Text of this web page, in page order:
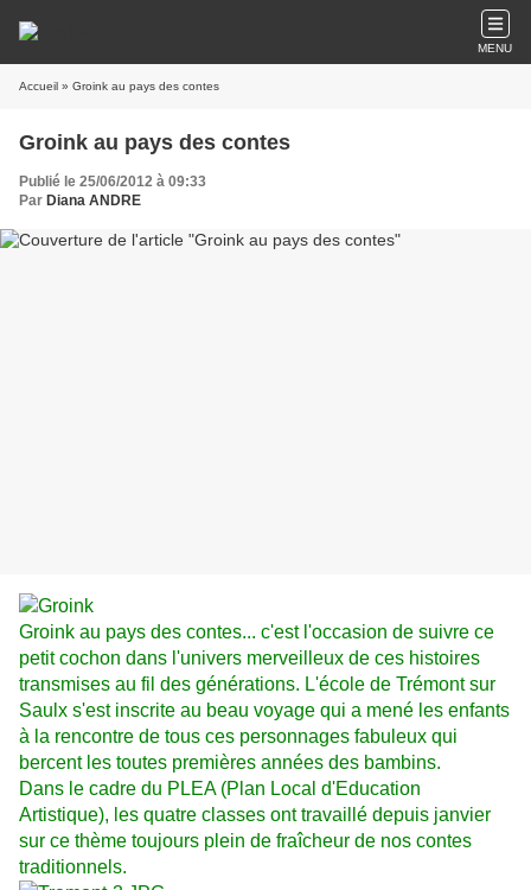
MENU
Accueil » Groink au pays des contes
Groink au pays des contes
Publié le 25/06/2012 à 09:33
Par Diana ANDRE
Groink au pays des contes... c'est l'occasion de suivre ce
petit cochon dans l'univers merveilleux de ces histoires
transmises au fil des générations. L'école de Trémont sur
Saulx s'est inscrite au beau voyage qui a mené les enfants
à la rencontre de tous ces personnages fabuleux qui
bercent les toutes premières années des bambins.
Dans le cadre du PLEA (Plan Local d'Education
Artistique), les quatre classes ont travaillé depuis janvier
sur ce thème toujours plein de fraîcheur de nos contes
traditionnels.